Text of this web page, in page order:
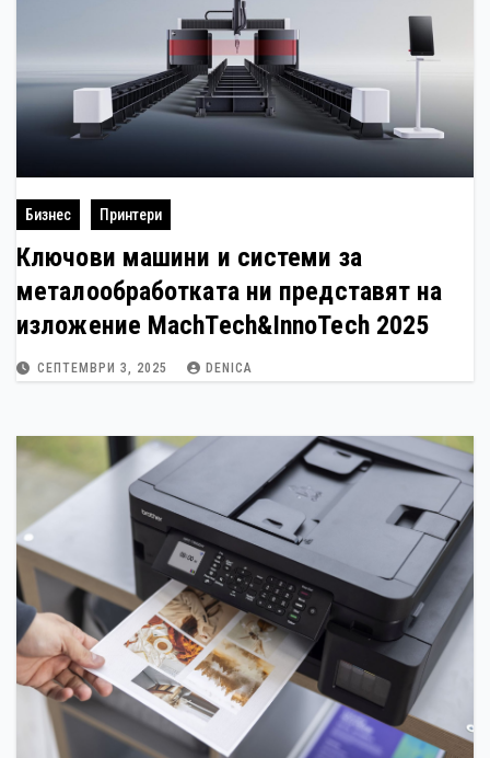
Бизнес Принтери
Ключови машини и системи за
металообработката ни представят на
изложение MachTech&InnoTech 2025
СЕПТЕМВРИ 3, 2025 DENICA